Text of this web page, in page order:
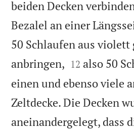
beiden Decken
Bezalel an einer
50 Schlaufen aus
anbringen, 

12 also 50
einen und ebenso viele
Zeltdecke. Die Decken
aneinandergelegt, dass